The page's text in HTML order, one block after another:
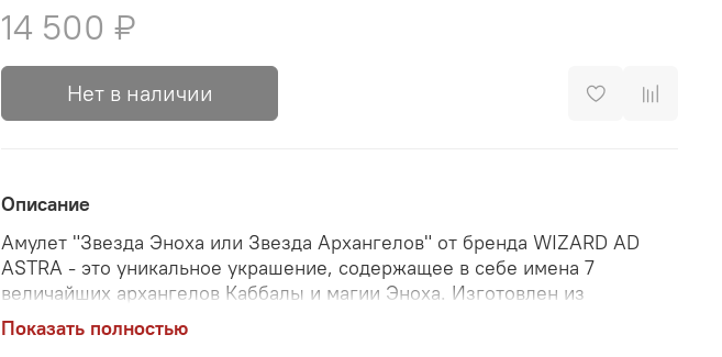
14 500 ₽
Нет в наличии
Описание
Амулет "Звезда Эноха или Звезда Архангелов" от бренда WIZARD AD
ASTRA - это уникальное украшение, содержащее в себе имена 7
величайших архангелов Каббалы и магии Эноха. Изготовлен из
стерлингового серебра с позолотой, этот амулет является
универсальным по своему назначению - он защищает, поддерживает,
Показать полностью